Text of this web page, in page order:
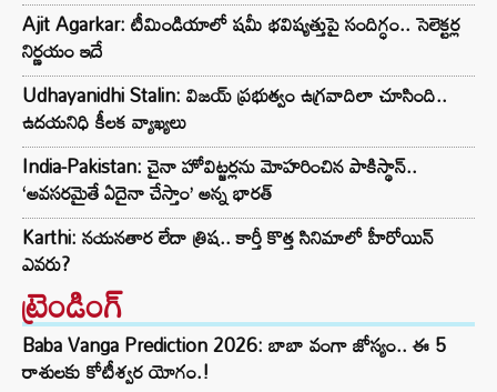
Ajit Agarkar: టీమిండియాలో షమీ భవిష్యత్తుపై సందిగ్ధం.. సెలెక్టర్ల
నిర్ణయం ఇదే
Udhayanidhi Stalin: విజయ్ ప్రభుత్వం ఉగ్రవాదిలా చూసింది..
ఉదయనిధి కీలక వ్యాఖ్యలు
India-Pakistan: చైనా హోవిట్జర్లను మోహరించిన పాకిస్థాన్..
‘అవసరమైతే ఏదైనా చేస్తాం’ అన్న భారత్
Karthi: నయనతార లేదా త్రిష.. కార్తీ కొత్త సినిమాలో హీరోయిన్
ఎవరు?
ట్రెండింగ్‌
Baba Vanga Prediction 2026: బాబా వంగా జోస్యం.. ఈ 5
రాశులకు కోటీశ్వర యోగం.!